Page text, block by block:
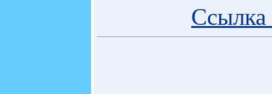
Ссылка